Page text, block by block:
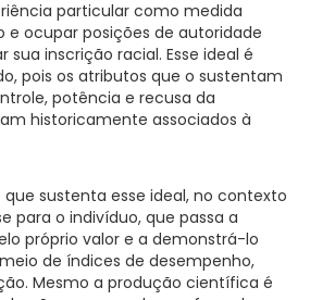
particular como medida
e ocupar posições de autoridade
sua inscrição racial. Esse ideal é
pois os atributos que o sustentam
potência e recusa da
historicamente associados à
sustenta esse ideal, no contexto
para o indivíduo, que passa a
próprio valor e a demonstrá-lo
de índices de desempenho,
Mesmo a produção científica é